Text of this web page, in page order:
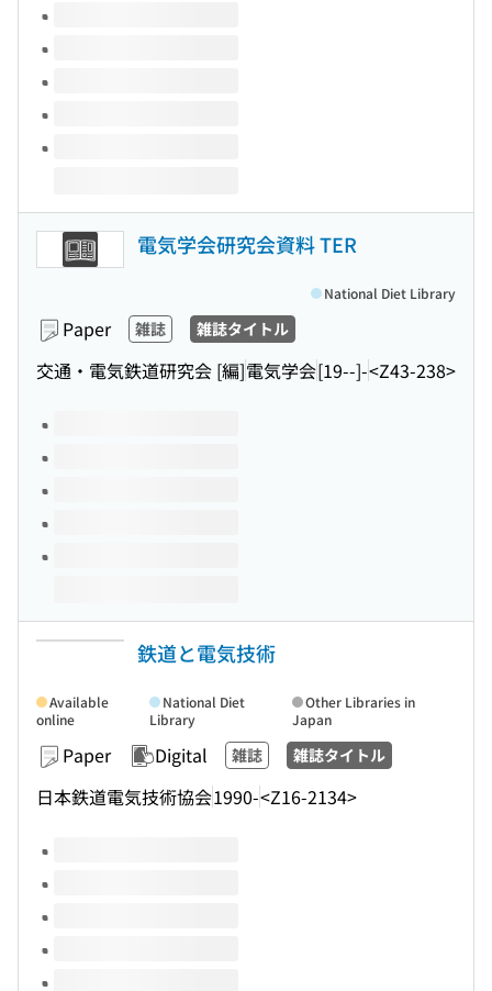
Volumes of this title
電気学会研究会資料 TER
Paper 雑誌 雑誌タイトル
交通・電気鉄道研究会 [編]電気学会[19--]-<Z43-238>
National Diet Library
Volumes of this title
鉄道と電気技術
Paper Digital 雑誌 雑誌タイトル
日本鉄道電気技術協会1990-<Z16-2134>
Available
online
National Diet
Library
Other Libraries in
Japan
Volumes of this title